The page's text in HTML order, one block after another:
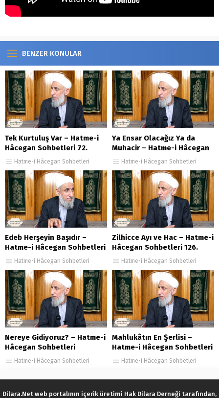
BENZER KONULAR
Tek Kurtuluş Var – Hatme-i
Hâcegan Sohbetleri 72.
BölümHatme-i Hâcegan Sohbetleri
Ya Ensar Olacağız Ya da
Muhacir – Hatme-i Hâcegan
Sohbetleri 70. Bölüm
Hatme-i Hâcegan Sohbetleri
Edeb Herşeyin Başıdır –
Hatme-i Hâcegan Sohbetleri
43. Bölüm
Hatme-i Hâcegan Sohbetleri
Zilhicce Ayı ve Hac – Hatme-i
Hâcegan Sohbetleri 126.
BölümHatme-i Hâcegan Sohbetleri
Nereye Gidiyoruz? – Hatme-i
Hâcegan Sohbetleri
87.Bölüm
Hatme-i Hâcegan Sohbetleri
Mahlukâtın En Şerlisi –
Hatme-i Hâcegan Sohbetleri
152. Bölüm
Hatme-i Hâcegan Sohbetleri
Dilara.Net web portalının içerik üretimi Hak Dilara Derneği tarafından,